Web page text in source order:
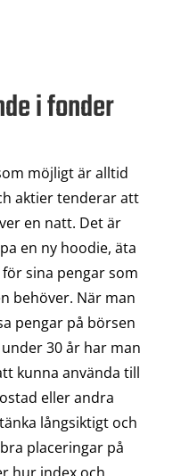
i fonder
möjligt är alltid
aktier tenderar att
en natt. Det är
en ny hoodie, äta
sina pengar som
behöver. När man
pengar på börsen
30 år har man
kunna använda till
eller andra
långsiktigt och
placeringar på